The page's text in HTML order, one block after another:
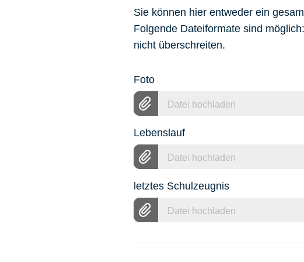
Sie können hier entweder ein
Folgende Dateiformate sind
nicht überschreiten.
Foto
Datei hochladen
Lebenslauf
Datei hochladen
letztes Schulzeugnis
Datei hochladen